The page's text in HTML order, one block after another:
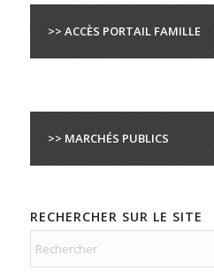
>> ACCÈS PORTAIL FAMILLE
>> MARCHÉS PUBLICS
RECHERCHER SUR LE SITE